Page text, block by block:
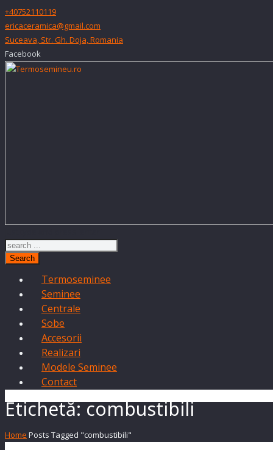
+40752110119
ericaceramica@gmail.com
Suceava, Str. Gh. Doja, Romania
Facebook
Search
Termoseminee
Seminee
Centrale
Sobe
Accesorii
Realizari
Modele Seminee
Contact
Etichetă: combustibili
Home Posts Tagged "combustibili"